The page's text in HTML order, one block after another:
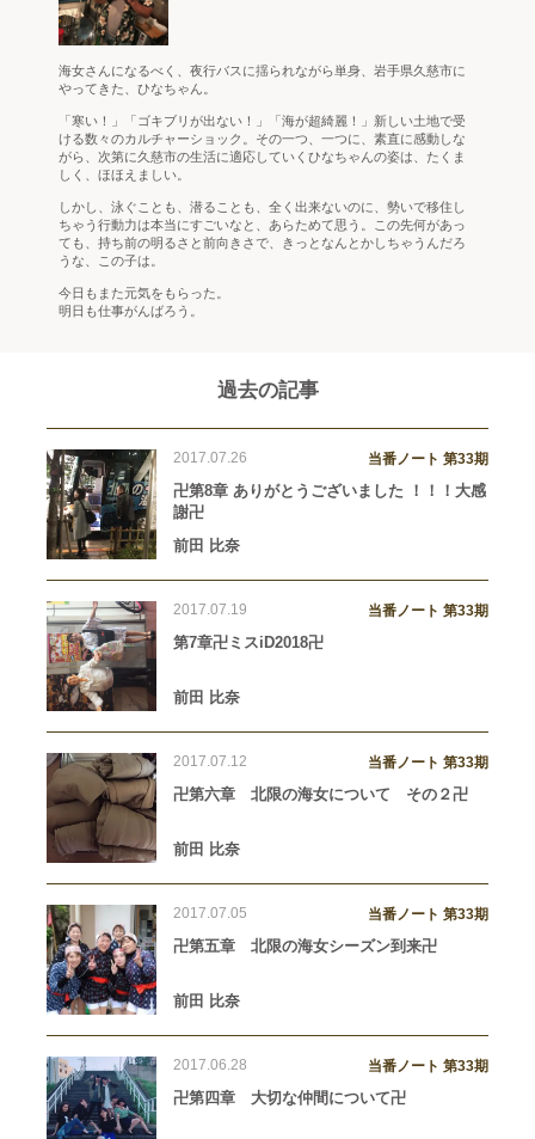
海女さんになるべく、夜行バスに揺られながら単身、岩手県久慈市に
やってきた、ひなちゃん。
「寒い！」「ゴキブリが出ない！」「海が超綺麗！」新しい土地で受
ける数々のカルチャーショック。その一つ、一つに、素直に感動しな
がら、次第に久慈市の生活に適応していくひなちゃんの姿は、たくま
しく、ほほえましい。
しかし、泳ぐことも、潜ることも、全く出来ないのに、勢いで移住し
ちゃう行動力は本当にすごいなと、あらためて思う。この先何があっ
ても、持ち前の明るさと前向きさで、きっとなんとかしちゃうんだろ
うな、この子は。
今日もまた元気をもらった。
明日も仕事がんばろう。
過去の記事
2017.07.26 当番ノート 第33期
卍第8章 ありがとうございました ！！！大感
謝卍
前田 比奈
2017.07.19 当番ノート 第33期
第7章卍ミスiD2018卍
前田 比奈
2017.07.12 当番ノート 第33期
卍第六章 北限の海女について その２卍
前田 比奈
2017.07.05 当番ノート 第33期
卍第五章 北限の海女シーズン到来卍
前田 比奈
2017.06.28 当番ノート 第33期
卍第四章 大切な仲間について卍